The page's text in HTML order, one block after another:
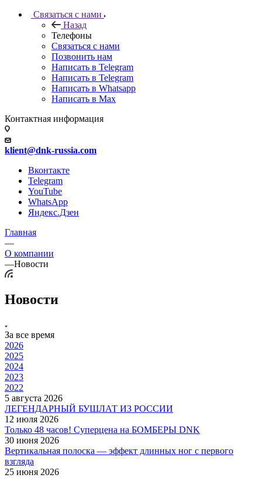
Связаться с нами
Назад
Телефоны
Связаться с нами
Позвонить нам
Написать в Telegram
Написать в Telegram
Написать в Whatsapp
Написать в Max
Контактная информация
klient@dnk-russia.com
Вконтакте
Telegram
YouTube
WhatsApp
Яндекс.Дзен
Главная
—
О компании
—Новости
Новости
За все время
2026
2025
2024
2023
2022
5 августа 2026
ЛЕГЕНДАРНЫЙ БУШЛАТ ИЗ РОССИИ
12 июля 2026
Только 48 часов! Суперцена на БОМБЕРЫ DNK
30 июня 2026
Вертикальная полоска — эффект длинных ног с первого
взгляда
25 июня 2026